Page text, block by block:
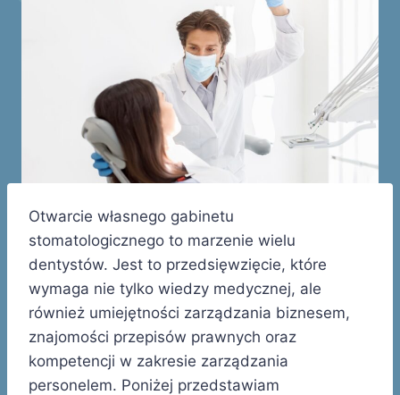
Otwarcie własnego gabinetu
stomatologicznego to marzenie wielu
dentystów. Jest to przedsięwzięcie, które
wymaga nie tylko wiedzy medycznej, ale
również umiejętności zarządzania biznesem,
znajomości przepisów prawnych oraz
kompetencji w zakresie zarządzania
personelem. Poniżej przedstawiam